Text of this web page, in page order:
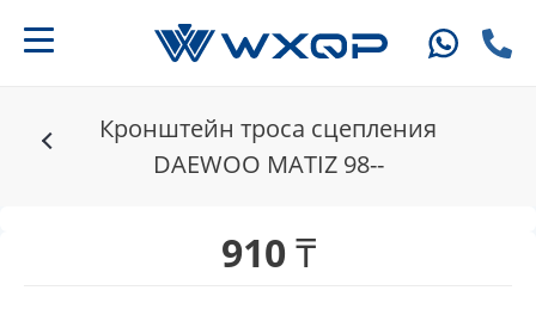
Кронштейн троса сцепления
DAEWOO MATIZ 98--
910 ₸